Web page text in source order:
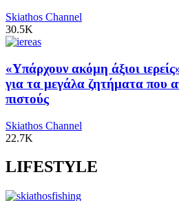
Skiathos Channel
30.5K
«Υπάρχουν ακόμη άξιοι
για τα μεγάλα ζητήματα που
πιστούς
Skiathos Channel
22.7K
LIFESTYLE